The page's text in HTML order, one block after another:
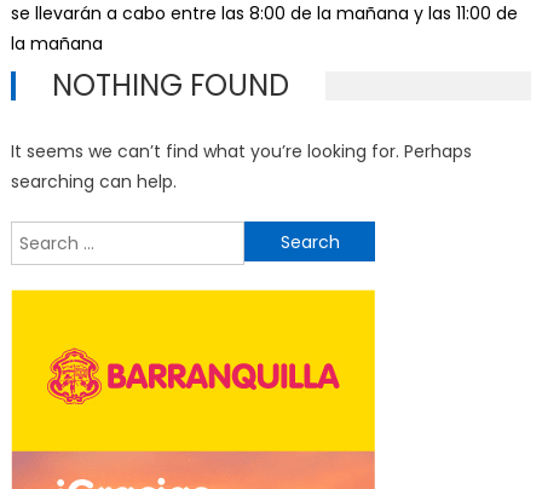
se llevarán a cabo entre las 8:00 de la mañana y las 11:00 de
la mañana
NOTHING FOUND
It seems we can’t find what you’re looking for. Perhaps
searching can help.
for: